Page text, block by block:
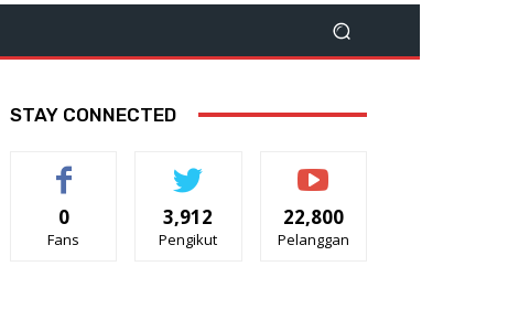
STAY CONNECTED
0
Fans
3,912
Pengikut
22,800
Pelanggan